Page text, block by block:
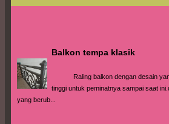
Balkon tempa klasik
Raling balkon dengan desain
tinggi untuk peminatnya sampai saat
yang berub...